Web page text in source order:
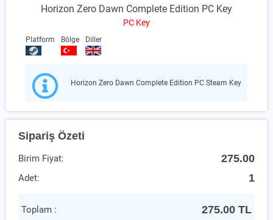
Horizon Zero Dawn Complete Edition PC Key
PC Key
Platform Bölge Diller
Horizon Zero Dawn Complete Edition PC Steam Key
Sipariş Özeti
Birim Fiyat: 275.00
Adet: 1
Toplam : 275.00 TL